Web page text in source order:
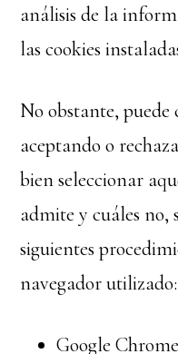
análisis de la
las cookies
No obstante,
aceptando o
bien seleccionar
admite y cuáles no,
siguientes
navegador utilizado:
Google